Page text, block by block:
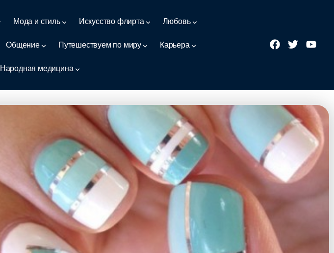
Мода и стиль Искусство флирта Любовь
Общение Путешествуем по миру Карьера
Народная медицина